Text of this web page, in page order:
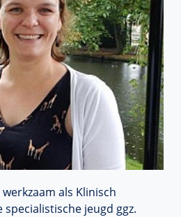
als Klinisch
jeugd ggz.